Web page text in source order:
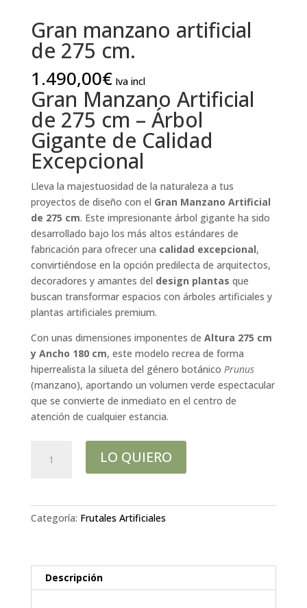
Gran manzano artificial
de 275 cm.
1.490,00€ Iva incl
Gran Manzano Artificial
de 275 cm – Árbol
Gigante de Calidad
Excepcional
Lleva la majestuosidad de la naturaleza a tus
proyectos de diseño con el Gran Manzano Artificial
de 275 cm. Este impresionante árbol gigante ha sido
desarrollado bajo los más altos estándares de
fabricación para ofrecer una calidad excepcional,
convirtiéndose en la opción predilecta de arquitectos,
decoradores y amantes del design plantas que
buscan transformar espacios con árboles artificiales y
plantas artificiales premium.
Con unas dimensiones imponentes de Altura 275 cm
y Ancho 180 cm, este modelo recrea de forma
hiperrealista la silueta del género botánico Prunus
(manzano), aportando un volumen verde espectacular
que se convierte de inmediato en el centro de
atención de cualquier estancia.
manzano
LO QUIERO
Categoría: Frutales Artificiales
Descripción